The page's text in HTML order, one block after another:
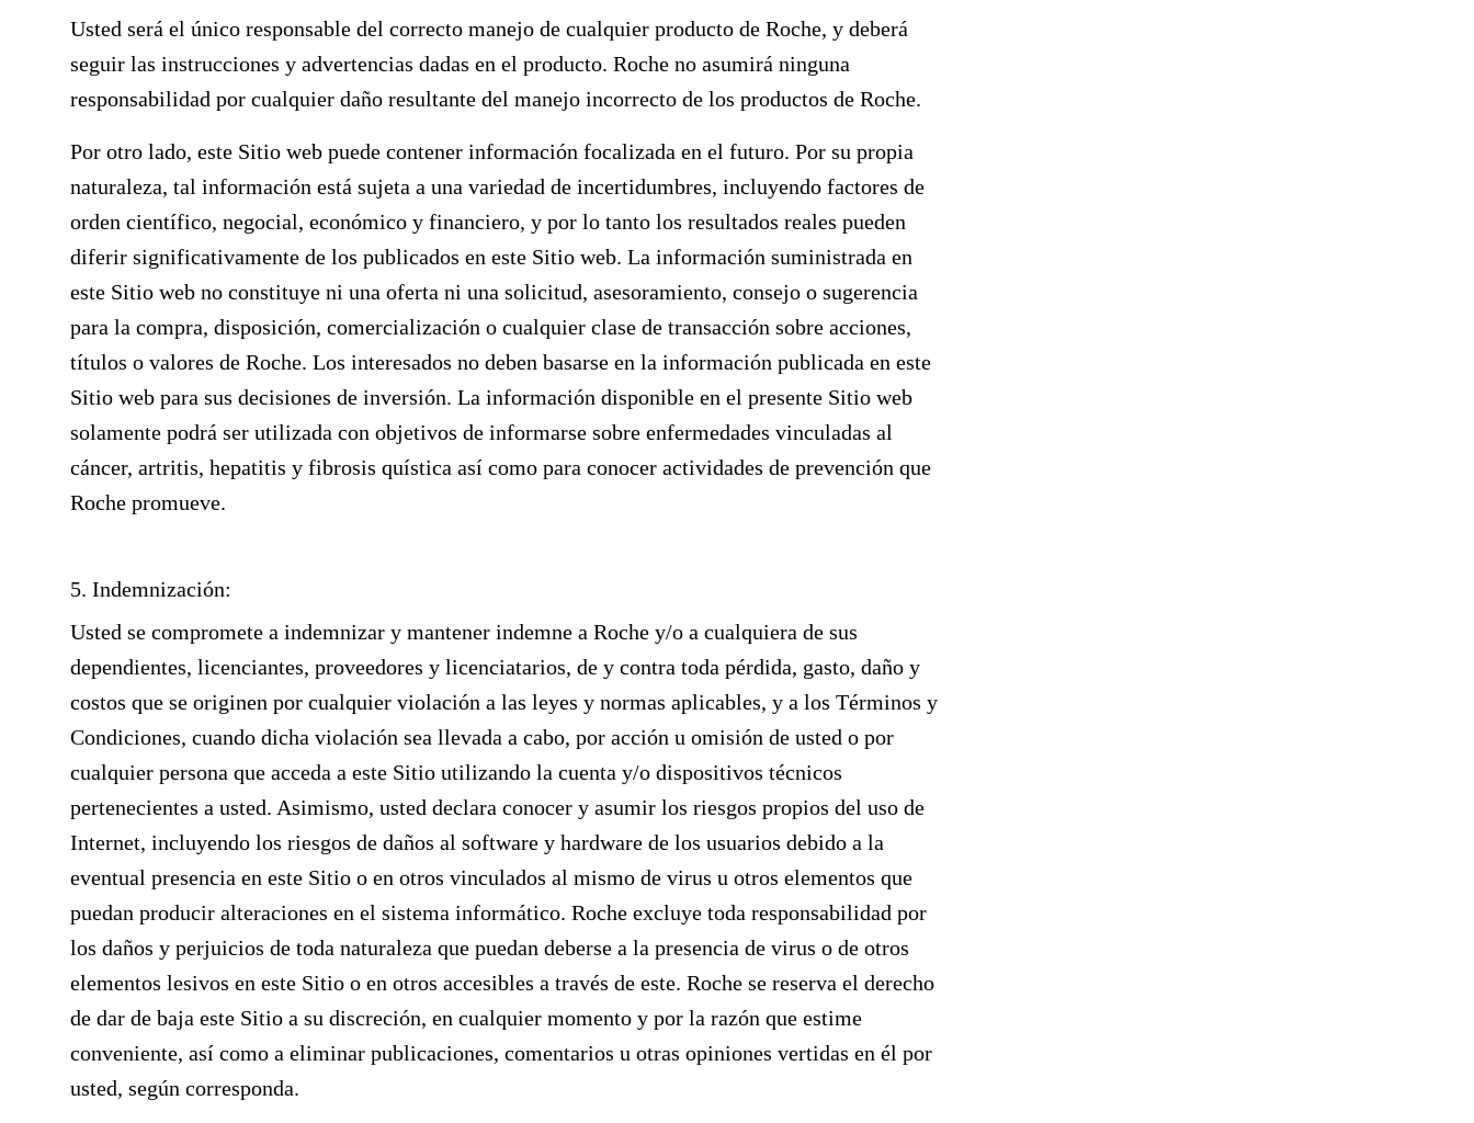
Usted será el único responsable del correcto manejo de cualquier producto de Roche, y deberá
seguir las instrucciones y advertencias dadas en el producto. Roche no asumirá ninguna
responsabilidad por cualquier daño resultante del manejo incorrecto de los productos de Roche.
Por otro lado, este Sitio web puede contener información focalizada en el futuro. Por su propia
naturaleza, tal información está sujeta a una variedad de incertidumbres, incluyendo factores de
orden científico, negocial, económico y financiero, y por lo tanto los resultados reales pueden
diferir significativamente de los publicados en este Sitio web. La información suministrada en
este Sitio web no constituye ni una oferta ni una solicitud, asesoramiento, consejo o sugerencia
para la compra, disposición, comercialización o cualquier clase de transacción sobre acciones,
títulos o valores de Roche. Los interesados no deben basarse en la información publicada en este
Sitio web para sus decisiones de inversión. La información disponible en el presente Sitio web
solamente podrá ser utilizada con objetivos de informarse sobre enfermedades vinculadas al
cáncer, artritis, hepatitis y fibrosis quística así como para conocer actividades de prevención que
Roche promueve.
5. Indemnización:
Usted se compromete a indemnizar y mantener indemne a Roche y/o a cualquiera de sus
dependientes, licenciantes, proveedores y licenciatarios, de y contra toda pérdida, gasto, daño y
costos que se originen por cualquier violación a las leyes y normas aplicables, y a los Términos y
Condiciones, cuando dicha violación sea llevada a cabo, por acción u omisión de usted o por
cualquier persona que acceda a este Sitio utilizando la cuenta y/o dispositivos técnicos
pertenecientes a usted. Asimismo, usted declara conocer y asumir los riesgos propios del uso de
Internet, incluyendo los riesgos de daños al software y hardware de los usuarios debido a la
eventual presencia en este Sitio o en otros vinculados al mismo de virus u otros elementos que
puedan producir alteraciones en el sistema informático. Roche excluye toda responsabilidad por
los daños y perjuicios de toda naturaleza que puedan deberse a la presencia de virus o de otros
elementos lesivos en este Sitio o en otros accesibles a través de este. Roche se reserva el derecho
de dar de baja este Sitio a su discreción, en cualquier momento y por la razón que estime
conveniente, así como a eliminar publicaciones, comentarios u otras opiniones vertidas en él por
usted, según corresponda.